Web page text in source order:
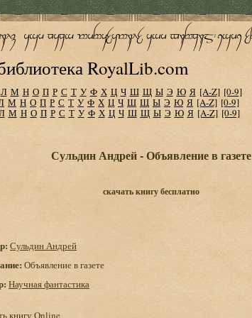
RoyalLib.com
Л М Н О П Р С Т У Ф Х Ц Ч Ш Щ Ы Э Ю Я [A-Z] [0-9]
М Н О П Р С Т У Ф Х Ц Ч Ш Щ Ы Э Ю Я [A-Z] [0-9]
М Н О П Р С Т У Ф Х Ц Ч Ш Щ Ы Э Ю Я [A-Z] [0-9]
Сульдин Андрей - Объявление в газете
скачать книгу бесплатно
Сульдин Андрей
Объявление в газете
Научная фантастика
книгу Online